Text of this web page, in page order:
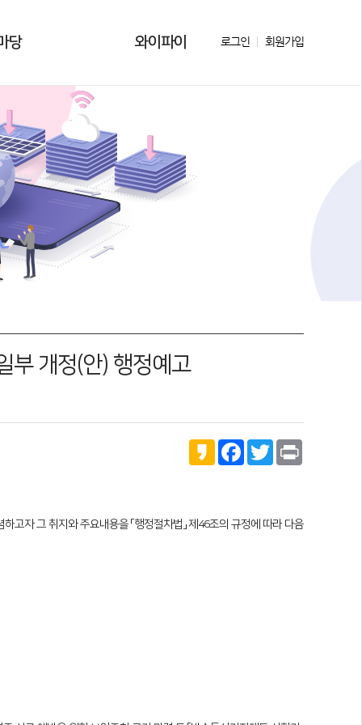
회원가입
로그인
당 와이파이
부 개정(안) 행정예고
K
F
o
T
w
r
고자 그 취지와 주요내용을 「행정절차법」 제46조의 규정에 따라 다음